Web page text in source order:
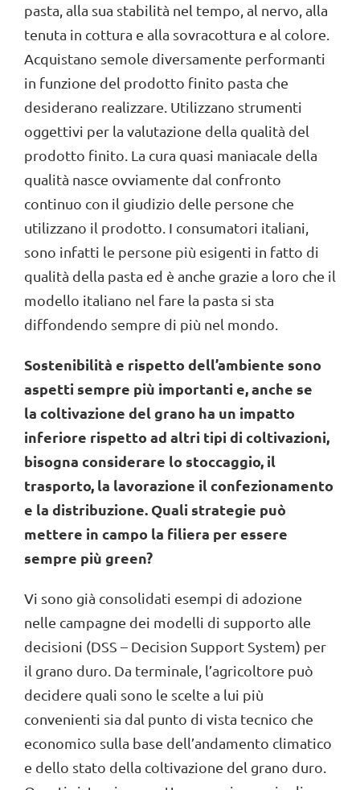
pasta, alla sua stabilità nel tempo, al nervo, alla
tenuta in cottura e alla sovracottura e al colore.
Acquistano semole diversamente performanti
in funzione del prodotto finito pasta che
desiderano realizzare. Utilizzano strumenti
oggettivi per la valutazione della qualità del
prodotto finito. La cura quasi maniacale della
qualità nasce ovviamente dal confronto
continuo con il giudizio delle persone che
utilizzano il prodotto. I consumatori italiani,
sono infatti le persone più esigenti in fatto di
qualità della pasta ed è anche grazie a loro che il
modello italiano nel fare la pasta si sta
diffondendo sempre di più nel mondo.
Sostenibilità e rispetto dell’ambiente sono
aspetti sempre più importanti e, anche se
la coltivazione del grano ha un impatto
inferiore rispetto ad altri tipi di coltivazioni,
bisogna considerare lo stoccaggio, il
trasporto, la lavorazione il confezionamento
e la distribuzione. Quali strategie può
mettere in campo la filiera per essere
sempre più green?
Vi sono già consolidati esempi di adozione
nelle campagne dei modelli di supporto alle
decisioni (DSS – Decision Support System) per
il grano duro. Da terminale, l’agricoltore può
decidere quali sono le scelte a lui più
convenienti sia dal punto di vista tecnico che
economico sulla base dell’andamento climatico
e dello stato della coltivazione del grano duro.